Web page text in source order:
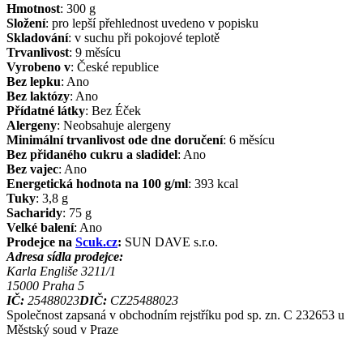
Hmotnost: 300 g
Složení: pro lepší přehlednost uvedeno v popisku
Skladování: v suchu při pokojové teplotě
Trvanlivost: 9 měsícu
Vyrobeno v: České republice
Bez lepku: Ano
Bez laktózy: Ano
Přídatné látky: Bez Éček
Alergeny: Neobsahuje alergeny
Minimální trvanlivost ode dne doručení: 6 měsícu
Bez přidaného cukru a sladidel: Ano
Bez vajec: Ano
Energetická hodnota na 100 g/ml: 393 kcal
Tuky: 3,8 g
Sacharidy: 75 g
Velké balení: Ano
Prodejce na Scuk.cz: SUN DAVE s.r.o.
Adresa sídla prodejce:
Karla Engliše 3211/1
15000 Praha 5
IČ: 25488023DIČ: CZ25488023
Společnost zapsaná v obchodním rejstříku pod sp. zn. C 232653 u
Městský soud v Praze